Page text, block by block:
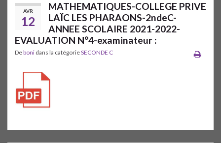
AVR
12
MATHEMATIQUES-COLLEGE PRIVE
LAÏC LES PHARAONS-2ndeC-
ANNEE SCOLAIRE 2021-2022-
EVALUATION N°4-examinateur :
Deboni dans la catégorieSECONDE C